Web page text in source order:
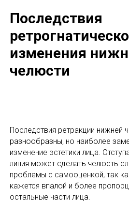
Последствия
изменения
челюсти
Последствия ретракции нижней
разнообразны, но наиболее
изменение эстетики лица.
линия может сделать челюсть
проблемы с самооценкой, так
кажется впалой и более
остальные части лица.